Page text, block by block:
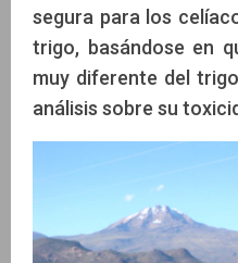
segura para los
trigo, basándose en
muy diferente del
análisis sobre su